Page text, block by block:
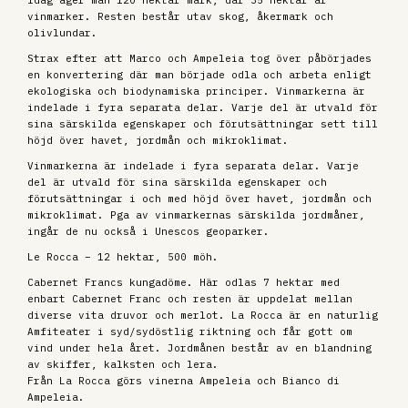
vinmarker. Resten består utav skog, åkermark och
olivlundar.
Strax efter att Marco och Ampeleia tog över påbörjades
en konvertering där man började odla och arbeta enligt
ekologiska och biodynamiska principer. Vinmarkerna är
indelade i fyra separata delar. Varje del är utvald för
sina särskilda egenskaper och förutsättningar sett till
höjd över havet, jordmån och mikroklimat.
Vinmarkerna är indelade i fyra separata delar. Varje
del är utvald för sina särskilda egenskaper och
förutsättningar i och med höjd över havet, jordmån och
mikroklimat. Pga av vinmarkernas särskilda jordmåner,
ingår de nu också i Unescos geoparker.
Le Rocca – 12 hektar, 500 möh.
Cabernet Francs kungadöme. Här odlas 7 hektar med
enbart Cabernet Franc och resten är uppdelat mellan
diverse vita druvor och merlot. La Rocca är en naturlig
Amfiteater i syd/sydöstlig riktning och får gott om
vind under hela året. Jordmånen består av en blandning
av skiffer, kalksten och lera.
Från La Rocca görs vinerna Ampeleia och Bianco di
Ampeleia.